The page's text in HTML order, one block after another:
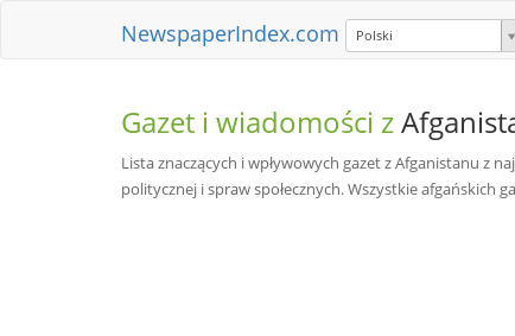
NewspaperIndex.com Polski
Gazet i wiadomości z
Lista znaczących i wpływowych gazet z Afganistanu z
politycznej i spraw społecznych. Wszystkie afgańskich